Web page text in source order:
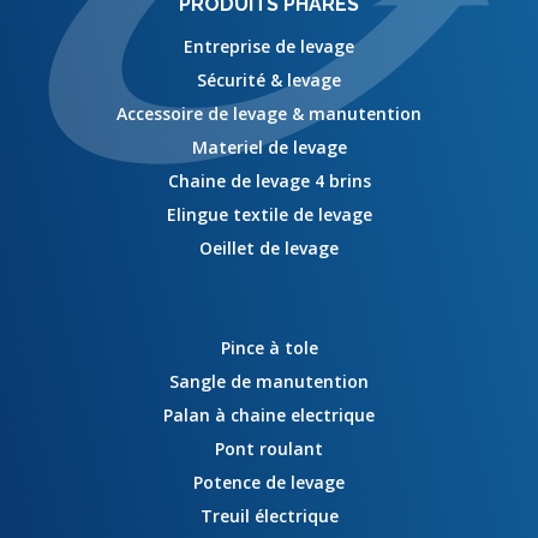
Entreprise de levage
Sécurité & levage
Accessoire de levage & manutention
Materiel de levage
Chaine de levage 4 brins
Elingue textile de levage
Oeillet de levage
Pince à tole
Sangle de manutention
Palan à chaine electrique
Pont roulant
Potence de levage
Treuil électrique